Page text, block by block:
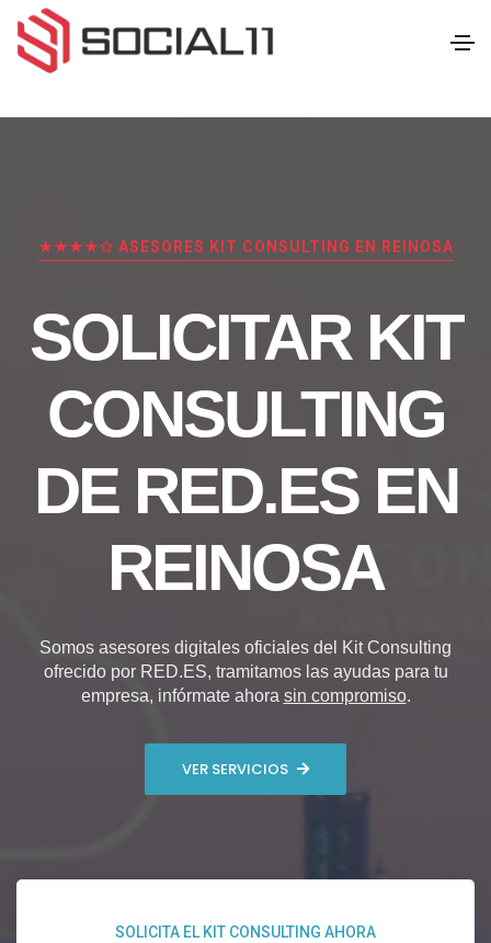
★★★★✩ ASESORES KIT CONSULTING EN REINOSA
SOLICITAR KIT
CONSULTING
DE RED.ES EN
REINOSA
Somos asesores digitales oficiales del Kit Consulting
ofrecido por RED.ES, tramitamos las ayudas para tu
empresa, infórmate ahora sin compromiso.
VER SERVICIOS
SOLICITA EL KIT CONSULTING AHORA